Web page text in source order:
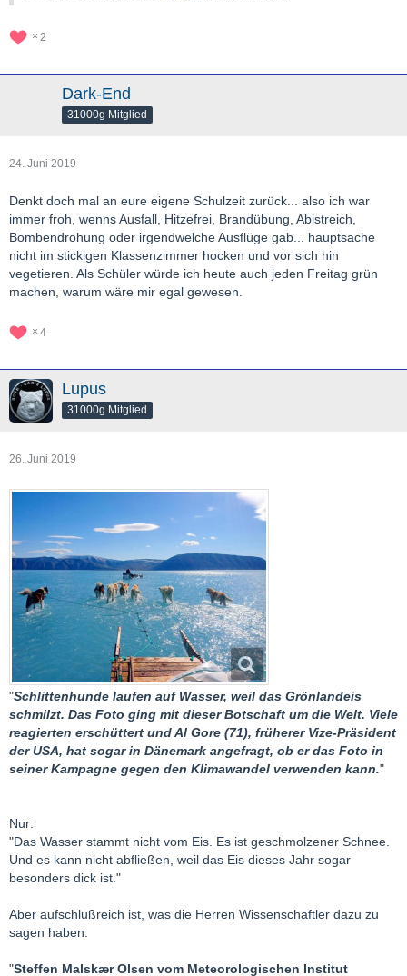
2
Dark-End
31000g Mitglied
24. Juni 2019
Denkt doch mal an eure eigene Schulzeit zurück... also ich war
immer froh, wenns Ausfall, Hitzefrei, Brandübung, Abistreich,
Bombendrohung oder irgendwelche Ausflüge gab... hauptsache
nicht im stickigen Klassenzimmer hocken und vor sich hin
vegetieren. Als Schüler würde ich heute auch jeden Freitag grün
machen, warum wäre mir egal gewesen.
4
Lupus
31000g Mitglied
26. Juni 2019
"Schlittenhunde laufen auf Wasser, weil das Grönlandeis
schmilzt. Das Foto ging mit dieser Botschaft um die Welt. Viele
reagierten erschüttert und Al Gore (71), früherer Vize-Präsident
der USA, hat sogar in Dänemark angefragt, ob er das Foto in
seiner Kampagne gegen den Klimawandel verwenden kann."
Nur:
"Das Wasser stammt nicht vom Eis. Es ist geschmolzener Schnee.
Und es kann nicht abfließen, weil das Eis dieses Jahr sogar
besonders dick ist."
Aber aufschlußreich ist, was die Herren Wissenschaftler dazu zu
sagen haben:
"Steffen Malskær Olsen vom Meteorologischen Institut